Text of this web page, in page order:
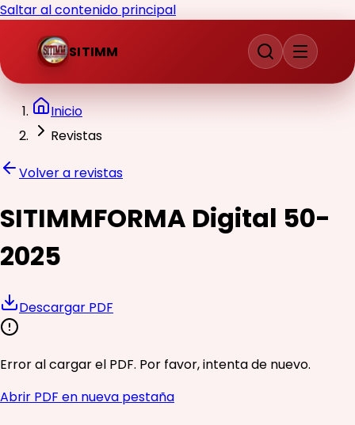
Saltar al contenido principal
SITIMM
Inicio
Revistas
Volver a revistas
SITIMMFORMA Digital 50-
2025
Descargar PDF
Error al cargar el PDF. Por favor, intenta de nuevo.
Abrir PDF en nueva pestaña